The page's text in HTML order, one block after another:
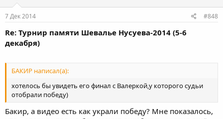
7 Дек 2014 #848
Re: Турнир памяти Шевалье Нусуева-2014 (5-6
декабря)
БАКИР написал(а):
хотелось бы увидеть его финал с Валеркой,у которого судьи
отобрали победу)
Бакир, а видео есть как украли победу? Мне показалось,